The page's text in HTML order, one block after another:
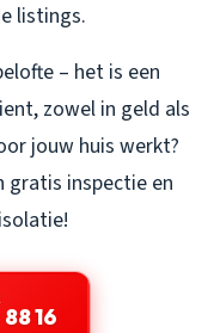
listings.
– het is een
zowel in geld als
jouw huis werkt?
gratis inspectie en
16